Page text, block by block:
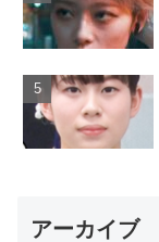
アーカイブ